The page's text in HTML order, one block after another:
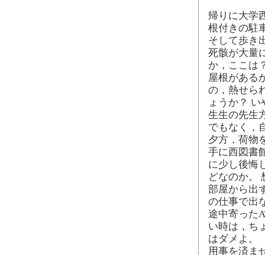
帰りに大学
根付きの駐
そして歩き
死骸が大量
か，ここは
屋根がある
の，熱せら
ょうか？
生生の先生
でもなく，
夕方，荷物
手に西図書
に少し後悔
どなのか。
部屋から出
の仕事で出
途中寄った
い時は，ち
はダメよ。
用事を済ま